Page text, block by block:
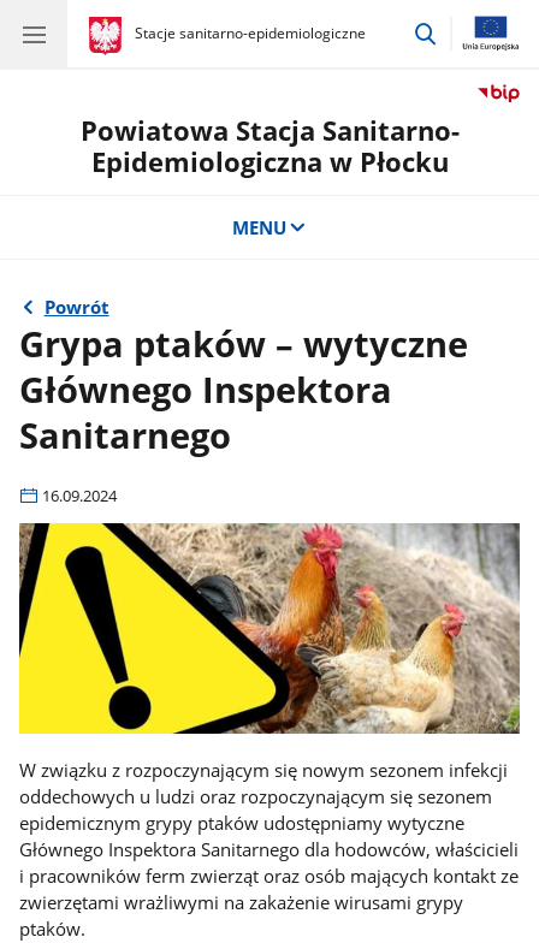
gov.pl
Stacje sanitarno-epidemiologiczne
gov.pl
Stacje
przejdź
Powiatowa Stacja Sanitarno-
Epidemiologiczna w Płocku
MENU
Powrót
Grypa ptaków – wytyczne
Głównego Inspektora
Sanitarnego
16.09.2024
W związku z rozpoczynającym się nowym sezonem infekcji
oddechowych u ludzi oraz rozpoczynającym się sezonem
epidemicznym grypy ptaków udostępniamy wytyczne
Głównego Inspektora Sanitarnego dla hodowców, właścicieli
i pracowników ferm zwierząt oraz osób mających kontakt ze
zwierzętami wrażliwymi na zakażenie wirusami grypy
ptaków.